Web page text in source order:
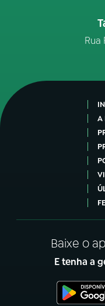
Rua
A
Baixe o
E tenha a